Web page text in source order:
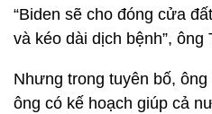
“Biden sẽ cho đóng cửa
và kéo dài dịch bệnh”, ông
Nhưng trong tuyên bố,
ông có kế hoạch giúp cả